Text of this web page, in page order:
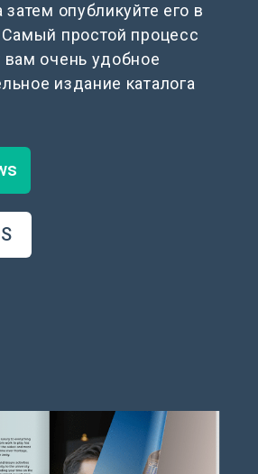
затем опубликуйте его в
Самый простой процесс
вам очень удобное
издание каталога